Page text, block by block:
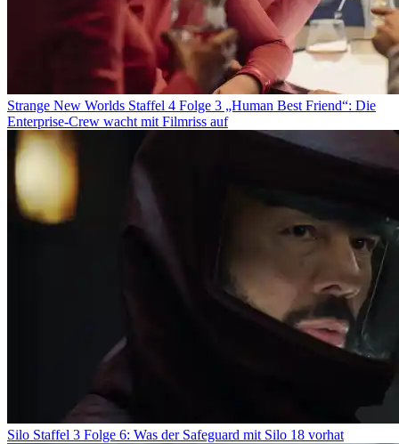
Strange New Worlds Staffel 4 Folge 3 „Human Best Friend“: Die
Enterprise-Crew wacht mit Filmriss auf
Silo Staffel 3 Folge 6: Was der Safeguard mit Silo 18 vorhat